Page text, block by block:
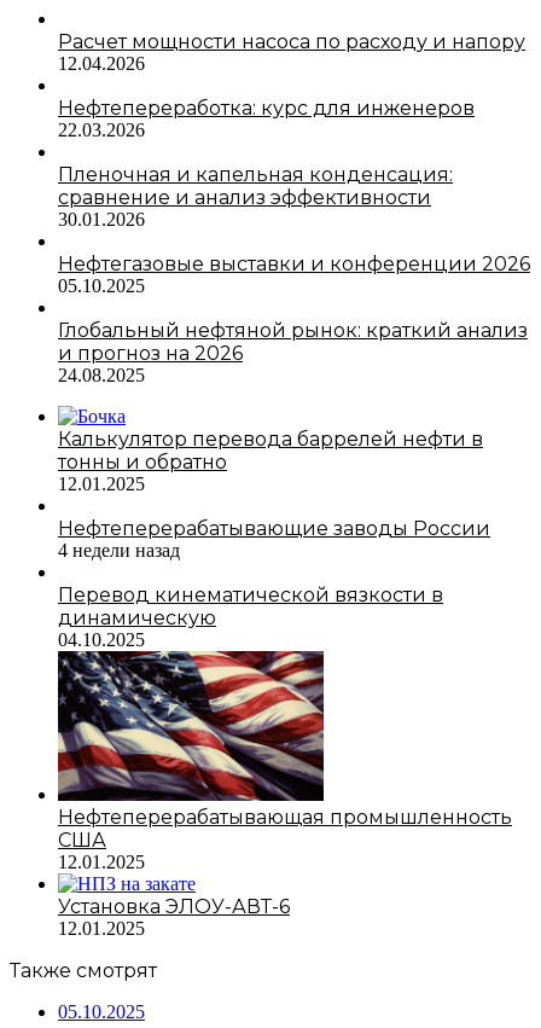
Расчет мощности насоса по расходу и напору
12.04.2026
Нефтепереработка: курс для инженеров
22.03.2026
Пленочная и капельная конденсация:
сравнение и анализ эффективности
30.01.2026
Нефтегазовые выставки и конференции 2026
05.10.2025
Глобальный нефтяной рынок: краткий анализ
и прогноз на 2026
24.08.2025
Калькулятор перевода баррелей нефти в
тонны и обратно
12.01.2025
Нефтеперерабатывающие заводы России
4 недели назад
Перевод кинематической вязкости в
динамическую
04.10.2025
Нефтеперерабатывающая промышленность
США
12.01.2025
Установка ЭЛОУ-АВТ-6
12.01.2025
Также смотрят
05.10.2025